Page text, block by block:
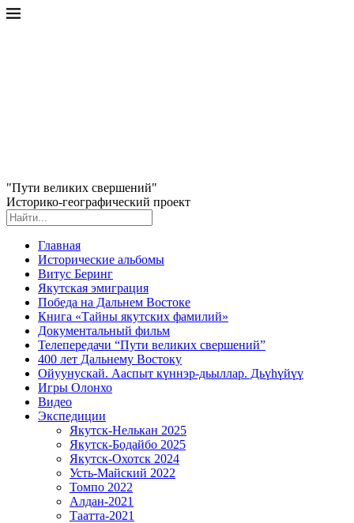
"Пути великих свершений"
Историко-географический проект
Главная
Исторические альбомы
Витус Беринг
Якутская эмиграция
Победа на Дальнем Востоке
Книга «Тайны якутских фамилий»
Документальный фильм
Телепередачи “Пути великих свершений”
400 лет Дальнему Востоку
Ойуунускай. Ааспыт күннэр-дьыллар. Дьүһүйүү
Игры Олонхо
Видео
Экспедиции
Якутск-Нелькан 2025
Якутск-Бодайбо 2025
Якутск-Охотск 2024
Усть-Майский 2022
Томпо 2022
Алдан-2021
Таатта-2021